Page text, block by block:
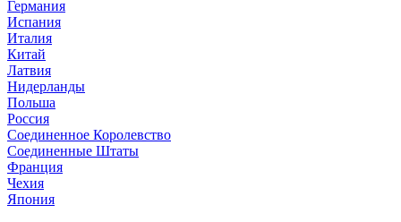
Германия
Испания
Италия
Китай
Латвия
Нидерланды
Польша
Россия
Соединенное Королевство
Соединенные Штаты
Франция
Чехия
Япония